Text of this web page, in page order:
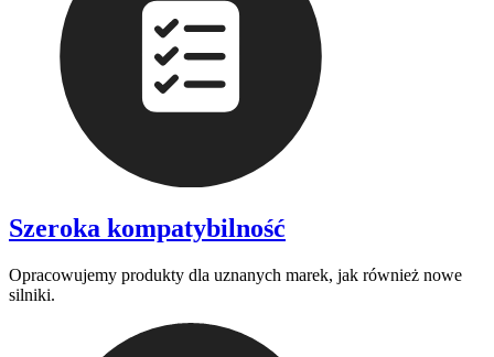
Szeroka kompatybilność
Opracowujemy produkty dla uznanych marek, jak również nowe
silniki.